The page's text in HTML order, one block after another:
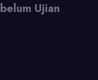
Ujian